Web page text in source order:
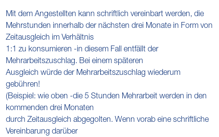
Mit dem Angestellten kann schriftlich vereinbart werden, die
Mehrstunden innerhalb der nächsten drei Monate in Form von
Zeitausgleich im Verhältnis
1:1 zu konsumieren -in diesem Fall entfällt der
Mehrarbeitszuschlag. Bei einem späteren
Ausgleich würde der Mehrarbeitszuschlag wiederum
gebühren!
(Beispiel: wie oben -die 5 Stunden Mehrarbeit werden in den
kommenden drei Monaten
durch Zeitausgleich abgegolten. Wenn vorab eine schriftliche
Vereinbarung darüber